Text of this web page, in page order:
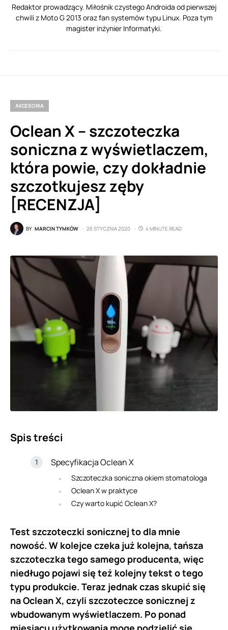
Redaktor prowadzący. Miłośnik czystego Androida od pierwszej
chwili z Moto G 2013 oraz fan systemów typu Linux. Poza tym
magister inżynier Informatyki.
AKCESORIA
Oclean X – szczoteczka
soniczna z wyświetlaczem,
która powie, czy dokładnie
szczotkujesz zęby
[RECENZJA]
BY MARCIN TYMKÓW 26 STYCZNIA 2020 4 MINUTE READ
Spis treści
Specyfikacja Oclean X
Szczoteczka soniczna okiem stomatologa
Oclean X w praktyce
Czy warto kupić Oclean X?
Test szczoteczki sonicznej to dla mnie
nowość. W kolejce czeka już kolejna, tańsza
szczoteczka tego samego producenta, więc
niedługo pojawi się też kolejny tekst o tego
typu produkcie. Teraz jednak czas skupić się
na Oclean X, czyli szczoteczce sonicznej z
wbudowanym wyświetlaczem. Po ponad